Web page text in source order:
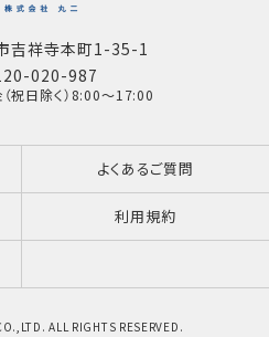
吉祥寺本町1-35-1
020-987
（祝日除く）8:00～17:00
よくあるご質問
利用規約
ALL RIGHTS RESERVED.